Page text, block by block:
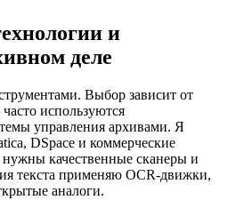
и
деле
Выбор зависит от
используются
управления архивами. Я
DSpace и коммерческие
качественные сканеры и
текста применяю OCR‑движки,
аналоги.